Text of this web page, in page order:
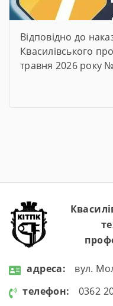
Відповідно до
Квасилівського
травня 2026 року
дорожнього руху.
дитячого
щодо […]
aдресa:
вул.
телефон:
0362